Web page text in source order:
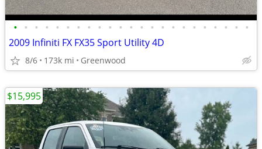
• • • • • • • • • • • • • • • • • • • • • • •
2009 Infiniti FX FX35 Sport Utility 4D
8/6 173k mi Greenwood
$15,995